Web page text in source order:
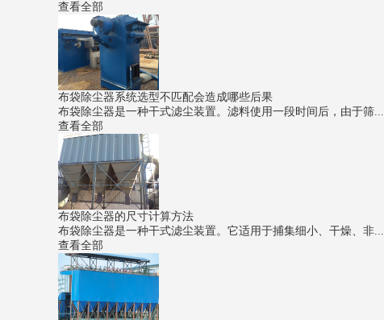
查看全部
布袋除尘器系统选型不匹配会造成哪些后果
布袋除尘器是一种干式滤尘装置。滤料使用一段时间后，由于筛...
查看全部
布袋除尘器的尺寸计算方法
布袋除尘器是一种干式滤尘装置。它适用于捕集细小、干燥、非...
查看全部